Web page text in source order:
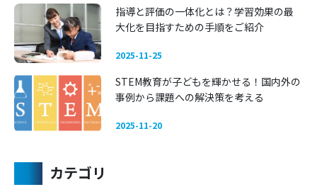
指導と評価の一体化とは？学習効果の最
大化を目指すための手順をご紹介
2025-11-25
STEM教育が子どもを輝かせる！国内外の
事例から課題への解決策を考える
2025-11-20
カテゴリ